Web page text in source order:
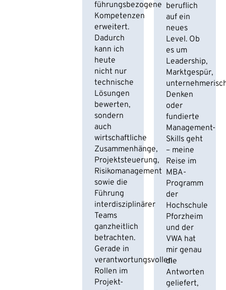
beruflich
auf ein
neues
Level. Ob
es um
Leadership,
Marktgespür,
Denken
oder
fundierte
Management-
Skills geht
– meine
Reise im
MBA-
Programm
der
Hochschule
Pforzheim
und der
VWA hat
mir genau
die
Antworten
geliefert,
führungsbezogene
Kompetenzen
erweitert.
Dadurch
kann ich
heute
nicht nur
technische
Lösungen
bewerten,
sondern
auch
wirtschaftliche
Zusammenhänge,
Projektsteuerung,
Risikomanagement
sowie die
Führung
interdisziplinärer
Teams
ganzheitlich
betrachten.
Gerade in
verantwortungsvollen
Rollen im
Projekt-